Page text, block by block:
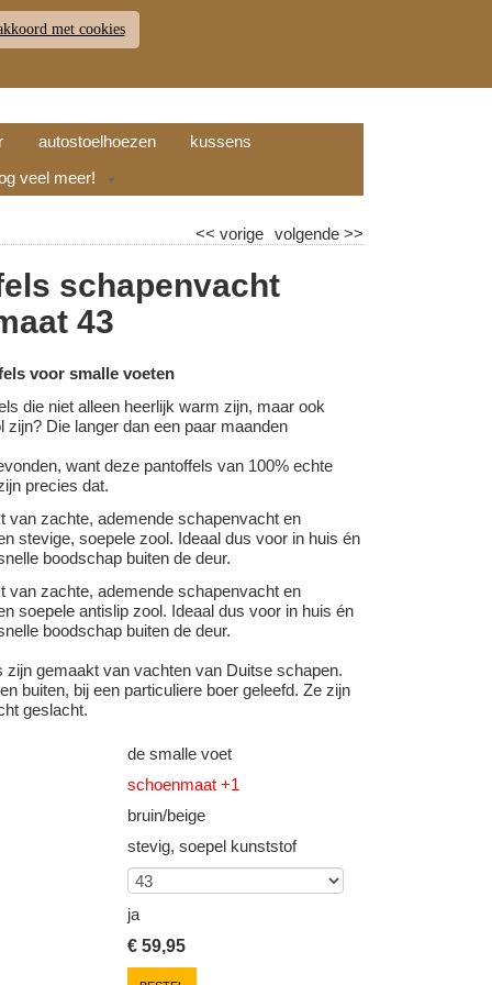
RETOUR WINKELWAGEN (
autostoelhoezen
kussens
veel meer! ▼
volgende>>
<< vorige
schapenvacht
43
voor smalle voeten
die niet alleen heerlijk warm zijn, maar ook
zijn? Die langer dan een paar maanden
want deze pantoffels van 100% echte
precies dat.
van zachte, ademende schapenvacht en
stevige, soepele zool. Ideaal dus voor in huis én
boodschap buiten de deur.
van zachte, ademende schapenvacht en
soepele antislip zool. Ideaal dus voor in huis én
boodschap buiten de deur.
zijn gemaakt van vachten van Duitse schapen.
buiten, bij een particuliere boer geleefd. Ze zijn
geslacht.
de smalle voet
schoenmaat +1
bruin/beige
stevig, soepel kunststof
ja
€59,95
met cookies